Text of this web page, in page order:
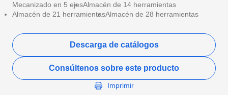
Mecanizado en 5 ejesAlmacén de 14 herramientas
Almacén de 21 herramientasAlmacén de 28 herramientas
Descarga de catálogos
Consúltenos sobre este producto
Imprimir